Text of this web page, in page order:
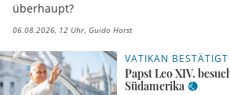
überhaupt?
06.08.2026, 12 Uhr Guido Horst
VATIKAN BESTÄTIGT
Papst Leo XIV.
Südamerika